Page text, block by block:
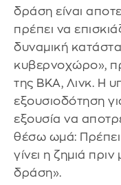
δράση είναι
πρέπει να
δυναμική
κυβερνοχώρο»,
της BKA, Λινκ. Η
εξουσιοδότηση
εξουσία να
θέσω ωμά: Πρέπει
γίνει η ζημιά
δράση».